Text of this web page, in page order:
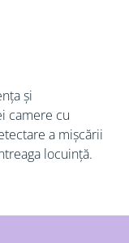
și
camere cu
a mișcării
locuință.